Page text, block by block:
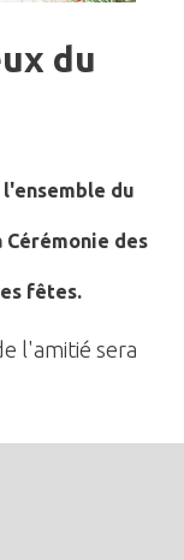
du
du
Cérémonie des
fêtes.
l'amitié sera